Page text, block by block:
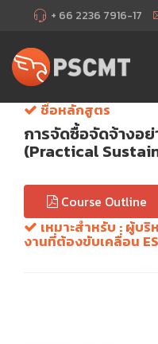
+ 66 2236 7916-17
ชื่อหลักสูตร
การจัดซื้อจัดจ้างอ
(Practical
Course Outline
เหมาะสำหรับ : ผู้บ
งานที่ต้องขับเคลื่อน